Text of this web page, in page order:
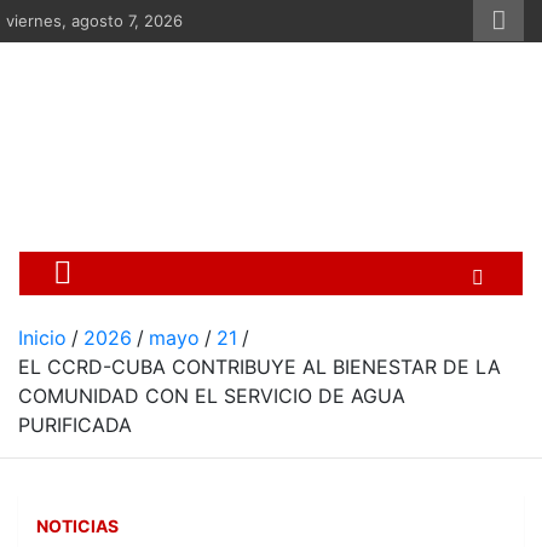
Saltar
al
viernes, agosto 7, 2026
Inicio 2026 mayo
21
EL CCRD-CUBA CONTRIBUYE AL BIENESTAR DE LA
COMUNIDAD CON EL SERVICIO DE AGUA
PURIFICADA
NOTICIAS